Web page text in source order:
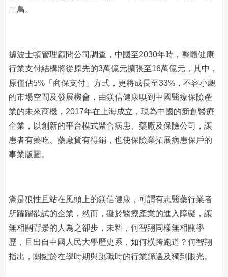
二鳥。
據波士頓管理顧問公司調查，中國至2030年時，整體健康
行業支付結構將從原先的3萬億元擴張至16萬億元，其中，
原僅佔5%「商保支付」方式，更將成長至33%，不容小覷
的市場空間及發展機會，由鎂信健康嗅到中國醫療保險產
業的未來商機，2017年在上海成立，現為中國的新創醫療
企業，以創新的平台模式聚合病患、藥廠及保險公司，讓
患者有藥吃、藥廠貨有得銷，也使保險業拓展病患保戶的
事業版圖。
滿是狼性且站在風頭上的鎂信健康，可謂有志醫藥行業者
所躍躍欲試的企業，然而，礙於醫療產業的進入障礙，讓
無相關背景的人為之卻步，未料，何智翔同樣無相關學
歷，且出自中國人民大學歷史系，如何橫跨跑道？何智翔
指出，關鍵於在學時期與跳職時的行業篩選及獨到眼光。